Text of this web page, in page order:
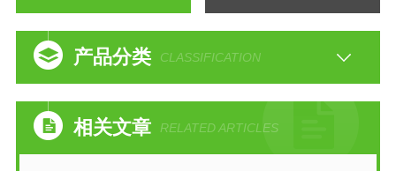
产品分类 CLASSIFICATION
相关文章 RELATED ARTICLES